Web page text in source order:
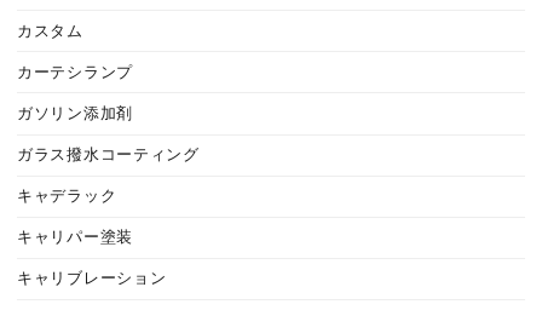
カスタム
カーテシランプ
ガソリン添加剤
ガラス撥水コーティング
キャデラック
キャリパー塗装
キャリブレーション